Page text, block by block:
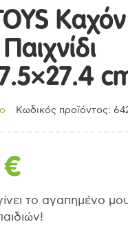
Κωδικός προϊόντος:
€
το αγαπημένο